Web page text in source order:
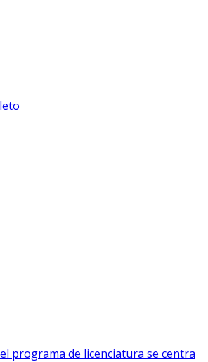
programa de licenciatura se centra